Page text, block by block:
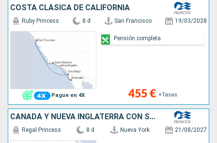
COSTA CLÁSICA DE CALIFORNIA
Pague en 4X
Ruby Princess 8 d San Francisco 19/03/2028
455 € +Tasas
Pensión completa
CANADÁ Y NUEVA INGLATERRA CON SAINT JOHN
Regal Princess 8 d Nueva York 21/08/2027